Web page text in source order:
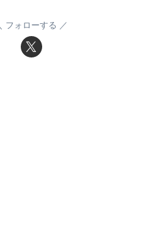
フォローする